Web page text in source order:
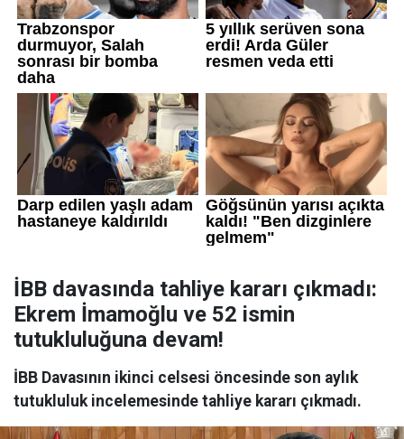
İBB davasında tahliye kararı çıkmadı:
Ekrem İmamoğlu ve 52 ismin
tutukluluğuna devam!
İBB Davasının ikinci celsesi öncesinde son aylık
tutukluluk incelemesinde tahliye kararı çıkmadı.